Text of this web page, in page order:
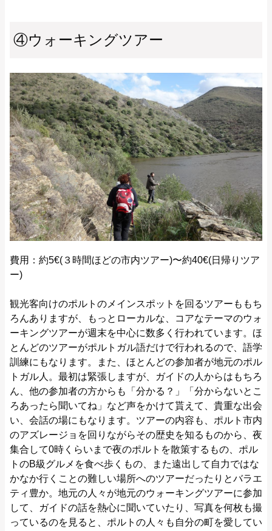
④ウォーキングツアー
費用：約5€(３時間ほどの市内ツアー)〜約40€(日帰りツア
ー)
観光客向けのポルトのメインスポットを回るツアーももち
ろんありますが、もっとローカルな、コアなテーマのウォ
ーキングツアーが週末を中心に数多く行われています。ほ
とんどのツアーがポルトガル語だけで行われるので、語学
訓練にもなります。また、ほとんどの参加者が地元のポル
トガル人。最初は緊張しますが、ガイドの人からはもちろ
ん、他の参加者の方からも「分かる？」「分からないとこ
ろあったら聞いてね」など声をかけて貰えて、貴重な出会
い、会話の場にもなります。ツアーの内容も、ポルト市内
のアズレージョを回りながらその歴史を知るものから、夜
集合して0時くらいまで夜のポルトを散策するもの、ポル
トのB級グルメを食べ歩くもの、また遠出して自力ではな
かなか行くことの難しい場所へのツアーだったりとバラエ
ティ豊か。地元の人々が地元のウォーキングツアーに参加
して、ガイドの話を熱心に聞いていたり、写真を何枚も撮
っているのを見ると、ポルトの人々も自分の町を愛してい